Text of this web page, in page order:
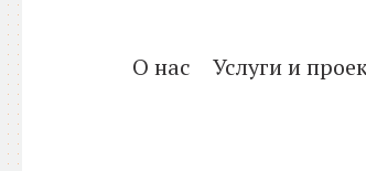
О нас Услуги и